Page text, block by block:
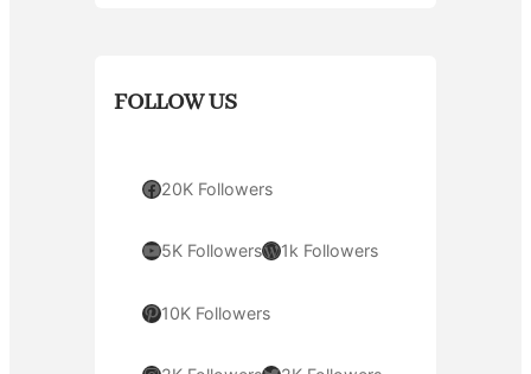
FOLLOW US
Facebook 20K Followers
YouTube 5K FollowersWordPress 1k Followers
Pinterest 10K Followers